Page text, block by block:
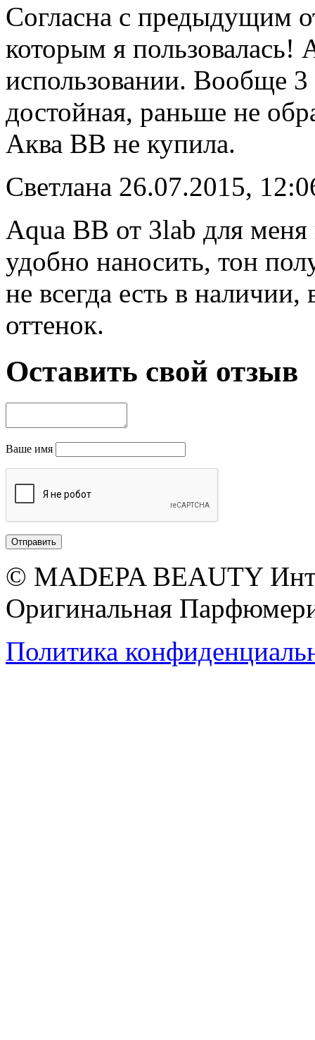
Согласна с предыдущим
которым я
использовании. Вообще
достойная, раньше не
Аква BB не купила.
Светлана 26.07.2015,
Aqua BB от 3lab для
удобно наносить, тон
не всегда есть в
оттенок.
Оставить свой отзыв
Ваше имя
© MADEPA BEAUTY
Оригинальная
Политика